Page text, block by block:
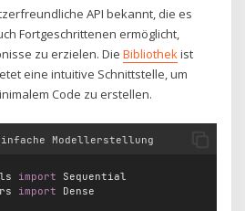
API bekannt, die es
Fortgeschrittenen ermöglicht,
zu erzielen. DieBibliothekist
eine intuitive Schnittstelle, um
Code zu erstellen.
Modellerstellung
import Sequential
import Dense